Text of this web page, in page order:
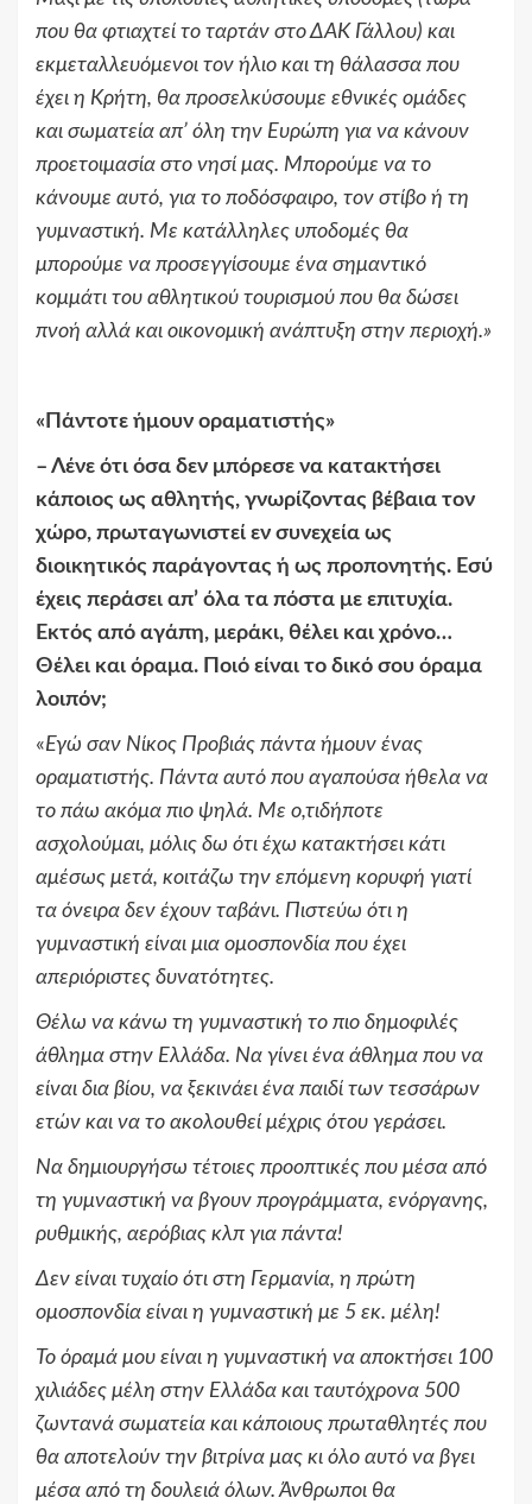
που θα φτιαχτεί το ταρτάν στο ΔΑΚ Γάλλου) και
εκμεταλλευόμενοι τον ήλιο και τη θάλασσα που
έχει η Κρήτη, θα προσελκύσουμε εθνικές ομάδες
και σωματεία απ’ όλη την Ευρώπη για να κάνουν
προετοιμασία στο νησί μας. Μπορούμε να το
κάνουμε αυτό, για το ποδόσφαιρο, τον στίβο ή τη
γυμναστική. Με κατάλληλες υποδομές θα
μπορούμε να προσεγγίσουμε ένα σημαντικό
κομμάτι του αθλητικού τουρισμού που θα δώσει
πνοή αλλά και οικονομική ανάπτυξη στην περιοχή.»
« Πάντοτε ήμουν οραματιστής»
– Λένε ότι όσα δεν μπόρεσε να κατακτήσει
κάποιος ως αθλητής, γνωρίζοντας βέβαια τον
χώρο, πρωταγωνιστεί εν συνεχεία ως
διοικητικός παράγοντας ή ως προπονητής. Εσύ
έχεις περάσει απ’ όλα τα πόστα με επιτυχία.
Εκτός από αγάπη, μεράκι, θέλει και χρόνο…
Θέλει και όραμα. Ποιό είναι το δικό σου όραμα
λοιπόν;
«Εγώ σαν Νίκος Προβιάς πάντα ήμουν ένας
οραματιστής. Πάντα αυτό που αγαπούσα ήθελα να
το πάω ακόμα πιο ψηλά. Με ο,τιδήποτε
ασχολούμαι, μόλις δω ότι έχω κατακτήσει κάτι
αμέσως μετά, κοιτάζω την επόμενη κορυφή γιατί
τα όνειρα δεν έχουν ταβάνι. Πιστεύω ότι η
γυμναστική είναι μια ομοσπονδία που έχει
απεριόριστες δυνατότητες.
Θέλω να κάνω τη γυμναστική το πιο δημοφιλές
άθλημα στην Ελλάδα. Να γίνει ένα άθλημα που να
είναι δια βίου, να ξεκινάει ένα παιδί των τεσσάρων
ετών και να το ακολουθεί μέχρις ότου γεράσει.
Να δημιουργήσω τέτοιες προοπτικές που μέσα από
τη γυμναστική να βγουν προγράμματα, ενόργανης,
ρυθμικής, αερόβιας κλπ για πάντα!
Δεν είναι τυχαίο ότι στη Γερμανία, η πρώτη
ομοσπονδία είναι η γυμναστική με 5 εκ. μέλη!
Το όραμά μου είναι η γυμναστική να αποκτήσει 100
χιλιάδες μέλη στην Ελλάδα και ταυτόχρονα 500
ζωντανά σωματεία και κάποιους πρωταθλητές που
θα αποτελούν την βιτρίνα μας κι όλο αυτό να βγει
μέσα από τη δουλειά όλων. Άνθρωποι θα